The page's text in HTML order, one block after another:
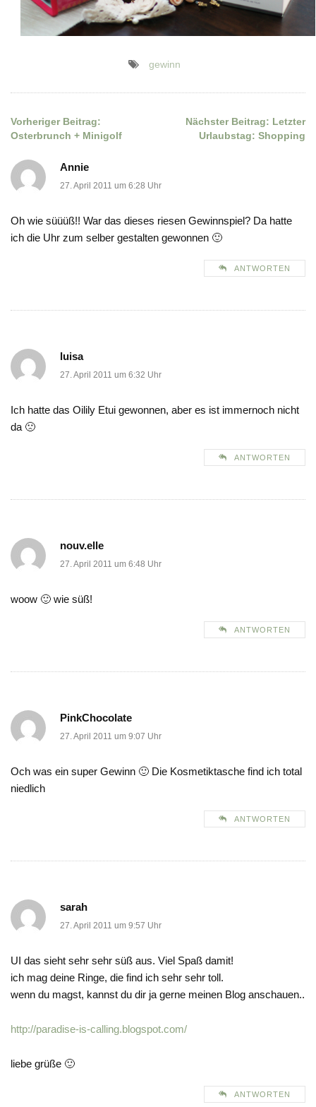
gewinn
Beitragsnavigation
Vorheriger Beitrag:
Osterbrunch + Minigolf
Nächster Beitrag: Letzter
Urlaubstag: Shopping
Annie
27. April 2011 um 6:28 Uhr
Oh wie süüüß!! War das dieses riesen Gewinnspiel? Da hatte
ich die Uhr zum selber gestalten gewonnen 🙂
ANTWORTEN
luisa
27. April 2011 um 6:32 Uhr
Ich hatte das Oilily Etui gewonnen, aber es ist immernoch nicht
da 🙁
ANTWORTEN
nouv.elle
27. April 2011 um 6:48 Uhr
woow 🙂 wie süß!
ANTWORTEN
PinkChocolate
27. April 2011 um 9:07 Uhr
Och was ein super Gewinn 🙂 Die Kosmetiktasche find ich total
niedlich
ANTWORTEN
sarah
27. April 2011 um 9:57 Uhr
UI das sieht sehr sehr süß aus. Viel Spaß damit!
ich mag deine Ringe, die find ich sehr sehr toll.
wenn du magst, kannst du dir ja gerne meinen Blog anschauen..
http://paradise-is-calling.blogspot.com/
liebe grüße 🙂
ANTWORTEN